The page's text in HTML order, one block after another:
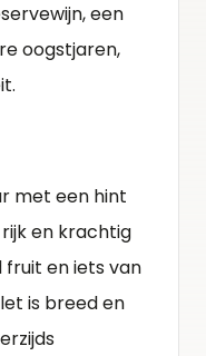
een
oogstjaren,
met een hint
en krachtig
fruit en iets van
is breed en